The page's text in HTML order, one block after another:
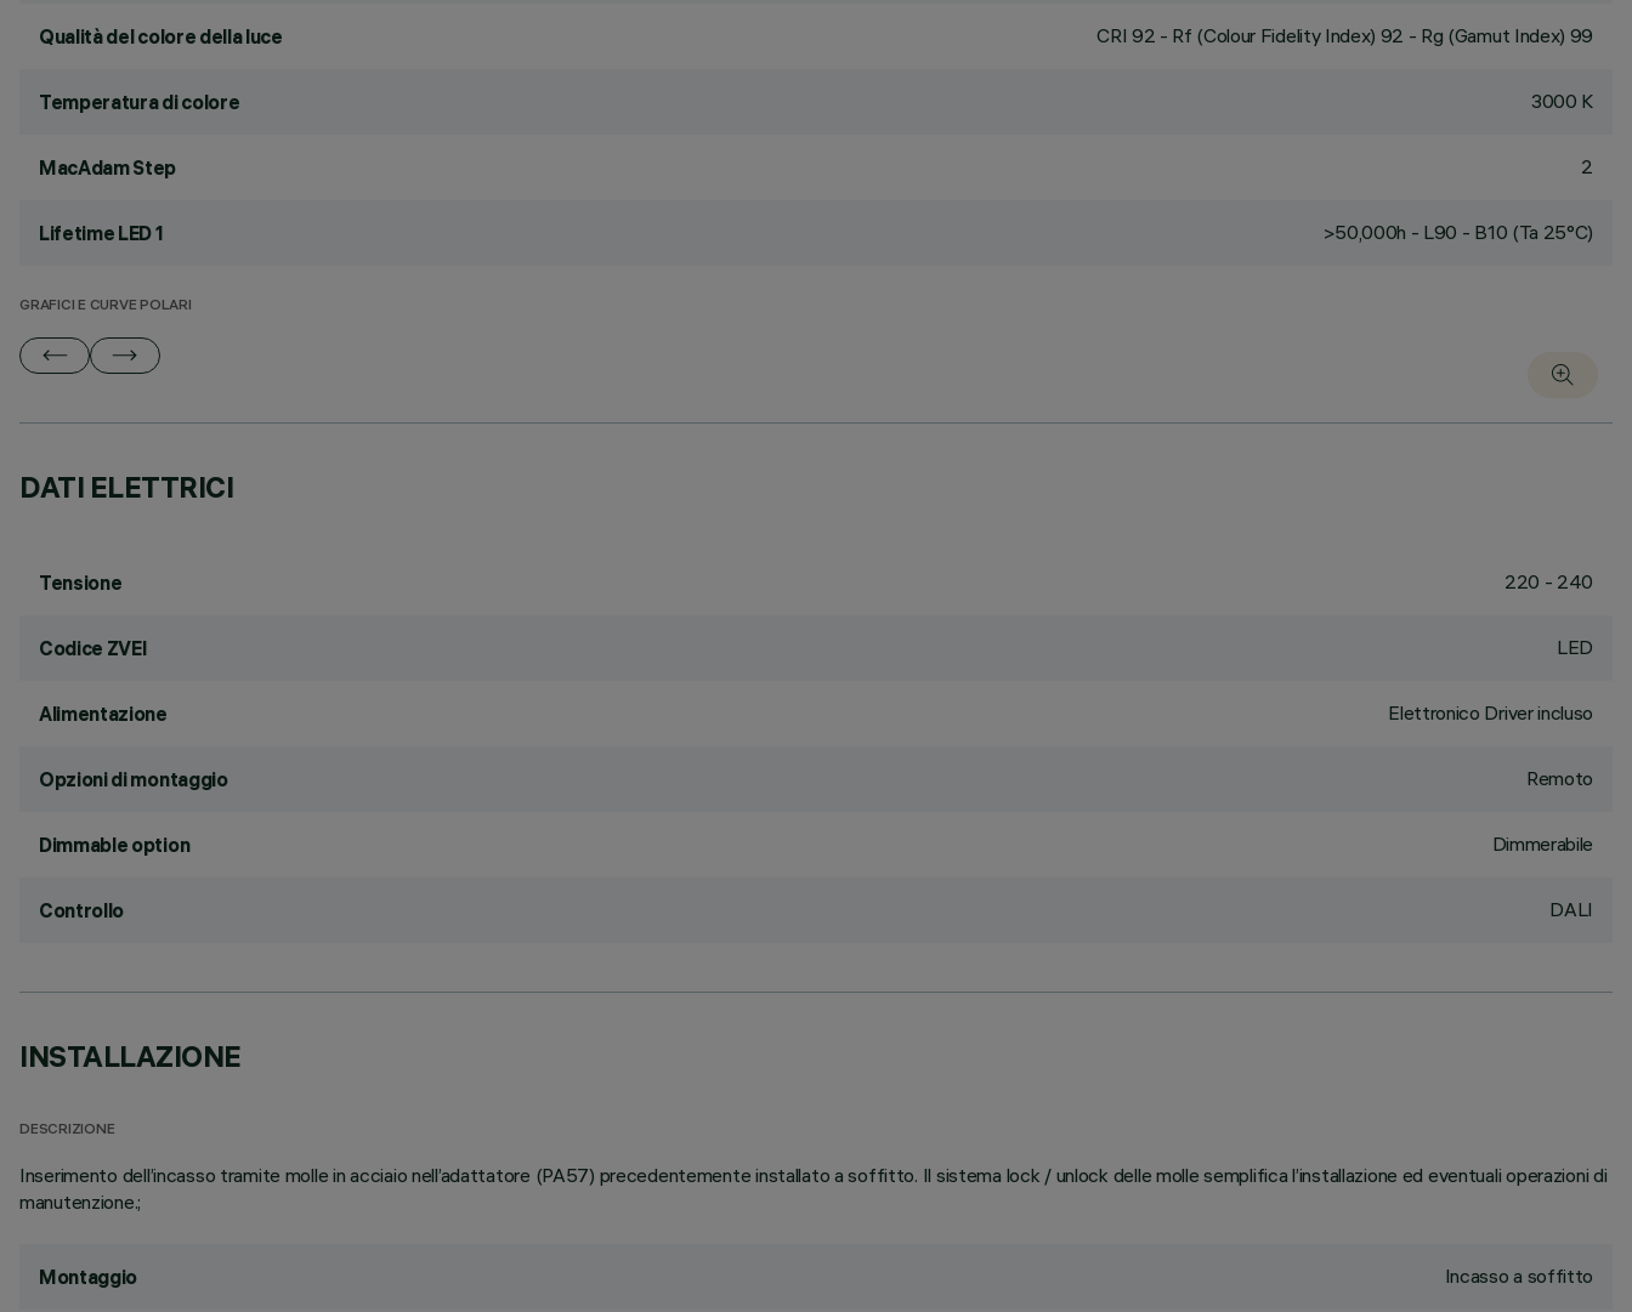
Qualità del colore della luce CRI 92 - Rf (Colour Fidelity Index) 92 - Rg (Gamut Index) 99
Temperatura di colore 3000 K
MacAdam Step 2
Lifetime LED 1 >50,000h - L90 - B10 (Ta 25°C)
GRAFICI E CURVE POLARI
DATI ELETTRICI
Tensione 220 - 240
Codice ZVEI LED
Alimentazione Elettronico Driver incluso
Opzioni di montaggio Remoto
Dimmable option Dimmerabile
Controllo DALI
INSTALLAZIONE
DESCRIZIONE
Inserimento dell’incasso tramite molle in acciaio nell’adattatore (PA57) precedentemente installato a soffitto. Il sistema lock / unlock delle molle semplifica l’installazione ed eventuali operazioni di
manutenzione.;
Montaggio Incasso a soffitto